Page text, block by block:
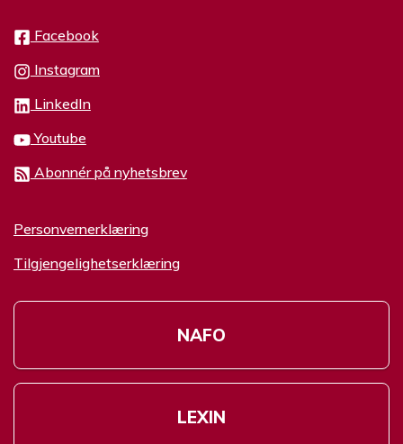
Facebook
Instagram
LinkedIn
Youtube
Abonnér på nyhetsbrev
Personvernerklæring
Tilgjengelighetserklæring
NAFO
LEXIN